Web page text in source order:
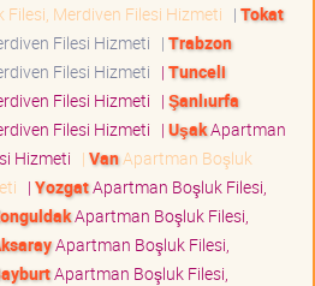
Merdiven Filesi Hizmeti | Tokat
Filesi Hizmeti | Trabzon
Filesi Hizmeti | Tunceli
Filesi Hizmeti | Şanlıurfa
Filesi Hizmeti | UşakApartman
Hizmeti | VanApartman Boşluk
| YozgatApartman Boşluk Filesi,
Apartman Boşluk Filesi,
Apartman Boşluk Filesi,
Apartman Boşluk Filesi,